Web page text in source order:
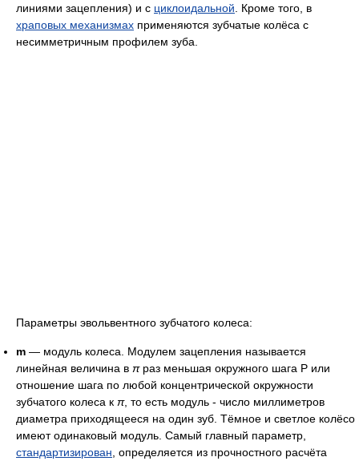
линиями зацепления) и с циклоидальной . Кроме того, в
храповых механизмах применяются зубчатые колёса с
несимметричным профилем зуба.
Параметры эвольвентного зубчатого колеса:
m — модуль колеса. Модулем зацепления называется
линейная величина в πраз меньшая окружного шага P или
отношение шага по любой концентрической окружности
зубчатого колеса к π, то есть модуль - число миллиметров
диаметра приходящееся на один зуб. Тёмное и светлое колёсо
имеют одинаковый модуль. Самый главный параметр,
стандартизирован , определяется из прочностного расчёта